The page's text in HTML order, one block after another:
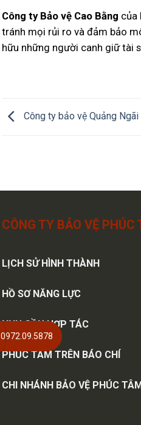
Công ty Bảo vệ Cao Bằng của
tránh mọi rủi ro và đảm bảo
hữu những người canh giữ tài
Công ty bảo vệ Quảng Ngãi
CÔNG TY BẢO VỆ PHÚC
LỊCH SỬ HÌNH THÀNH
HỒ SƠ NĂNG LỰC
NHU CẦU HỢP TÁC
PHÚC TÂM TRÊN BÁO CHÍ
CHI NHÁNH BẢO VỆ PHÚC TÂM
0972.09.5878